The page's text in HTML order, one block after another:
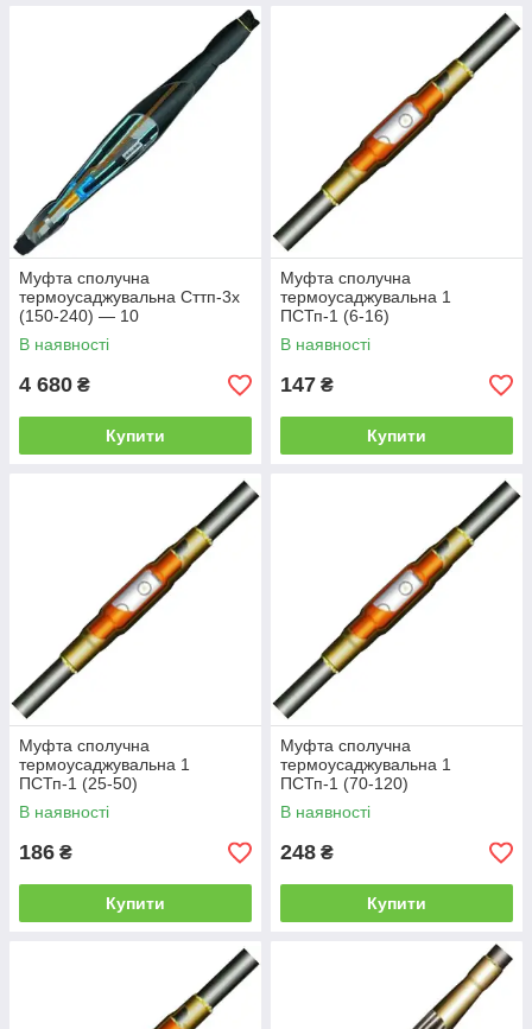
Муфта сполучна
термоусаджувальна Сттп-3х
(150-240) — 10
В наявності
4 680 ₴
Купити
Муфта сполучна
термоусаджувальна 1
ПСТп-1 (6-16)
В наявності
147 ₴
Купити
Муфта сполучна
термоусаджувальна 1
ПСТп-1 (25-50)
В наявності
186 ₴
Купити
Муфта сполучна
термоусаджувальна 1
ПСТп-1 (70-120)
В наявності
248 ₴
Купити